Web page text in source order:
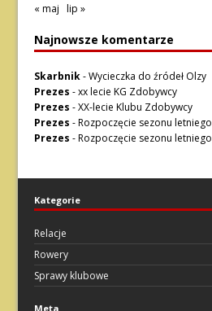
« maj lip »
Najnowsze komentarze
Skarbnik-Wycieczka do źródeł Olzy
Prezes -xx lecie KG Zdobywcy
Prezes -XX-lecie Klubu Zdobywcy
Prezes -Rozpoczęcie sezonu letniego
Prezes -Rozpoczęcie sezonu letniego
Kategorie
Relacje
Rowery
Sprawy klubowe
Meta